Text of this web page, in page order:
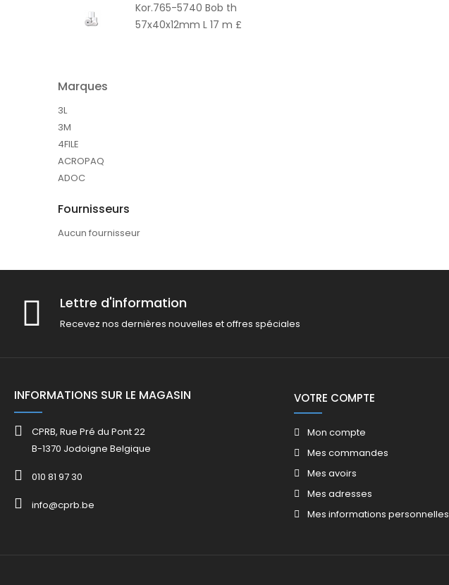
Kor.765-5740 Bob th
57x40x12mm L 17 m £
Marques
3L
3M
4FILE
ACROPAQ
ADOC
Fournisseurs
Aucun fournisseur
Lettre d'information
Recevez nos dernières nouvelles et offres spéciales
INFORMATIONS SUR LE MAGASIN
CPRB, Rue Pré du Pont 22
B-1370 Jodoigne Belgique
010 81 97 30
info@cprb.be
VOTRE COMPTE
Mon compte
Mes commandes
Mes avoirs​
Mes adresses
Mes informations personnelles